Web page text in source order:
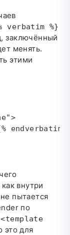
verbatim %}
заключённый
менять.
этими
endverbatim
внутри
пытается
по
<template
это для